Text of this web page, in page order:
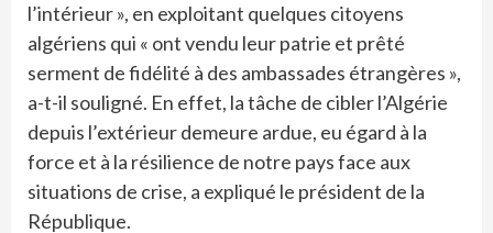
l’intérieur », en exploitant quelques citoyens
algériens qui « ont vendu leur patrie et prêté
serment de fidélité à des ambassades étrangères »,
a-t-il souligné. En effet, la tâche de cibler l’Algérie
depuis l’extérieur demeure ardue, eu égard à la
force et à la résilience de notre pays face aux
situations de crise, a expliqué le président de la
République.